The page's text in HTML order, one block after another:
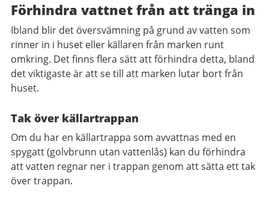
Förhindra vattnet från att tränga in
Ibland blir det översvämning på grund av vatten som
rinner in i huset eller källaren från marken runt
omkring. Det finns flera sätt att förhindra detta, bland
det viktigaste är att se till att marken lutar bort från
huset.
Tak över källartrappan
Om du har en källartrappa som avvattnas med en
spygatt (golvbrunn utan vattenlås) kan du förhindra
att vatten regnar ner i trappan genom att sätta ett tak
över trappan.